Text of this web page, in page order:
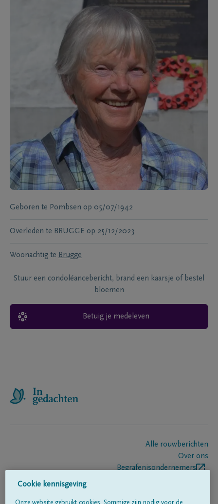
Geboren te Pombsen op 05/07/1942
Overleden te BRUGGE op 25/12/2023
Woonachtig te Brugge
Stuur een condoléancebericht, brand een kaarsje of bestel
bloemen
Betuig je medeleven
Alle rouwberichten
Over ons
Begrafenisondernemers
Cookie kennisgeving